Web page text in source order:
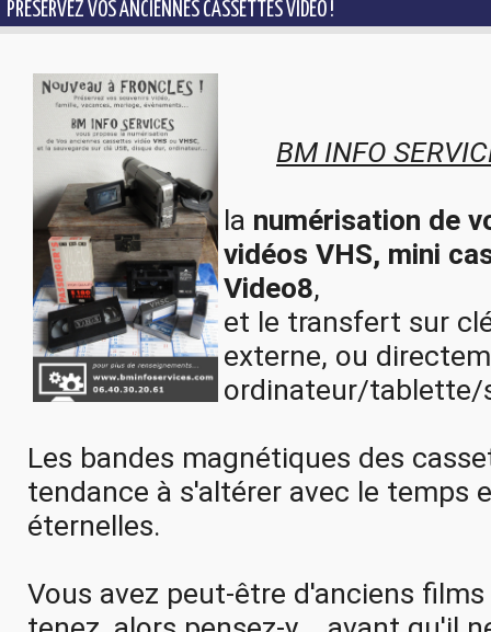
PRÉSERVEZ VOS ANCIENNES CASSETTES VIDÉO !
BM INFO
la numérisation de
vidéos VHS, mini
Video8,
et le transfert sur
externe, ou
ordinateur/
Les bandes magnétiques des
tendance à s'altérer avec le temps
éternelles.
Vous avez peut-être d'anciens